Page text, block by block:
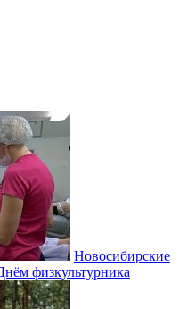
Новосибирские
физкультурника